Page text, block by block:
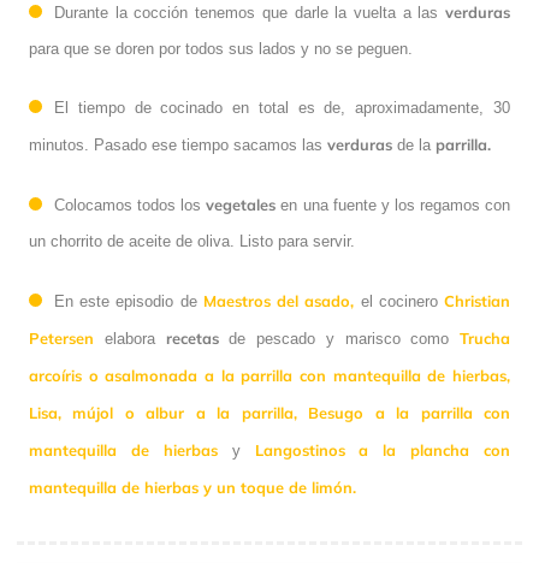
Durante la cocción tenemos que darle la vuelta a las verduras
para que se doren por todos sus lados y no se peguen.
El tiempo de cocinado en total es de, aproximadamente, 30
minutos. Pasado ese tiempo sacamos las verduras de la parrilla.
Colocamos todos losvegetales en una fuente y los regamos con
un chorrito de aceite de oliva. Listo para servir.
En este episodio de Maestros del asado, el cocineroChristian
Petersen elabora recetasde pescado y marisco como Trucha
arcoíris o asalmonada a la parrilla con mantequilla de hierbas,
Lisa, mújol o albur a la parrilla,
Besugo a la parrilla con
mantequilla de hierbasy Langostinos a la plancha con
mantequilla de hierbas y un toque de limón.